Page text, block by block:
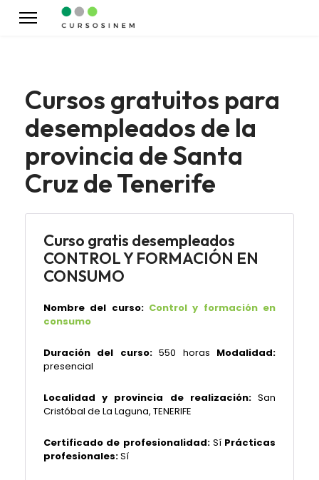
Cursos gratuitos para
desempleados de la
provincia de Santa
Cruz de Tenerife
Curso gratis desempleados
CONTROL Y FORMACIÓN EN
CONSUMO
Nombre del curso: Control y formación en
consumo
Duración del curso:550 horas Modalidad:
presencial
Localidad y provincia de realización:San
Cristóbal de La Laguna, TENERIFE
Certificado de profesionalidad:Sí Prácticas
profesionales:Sí